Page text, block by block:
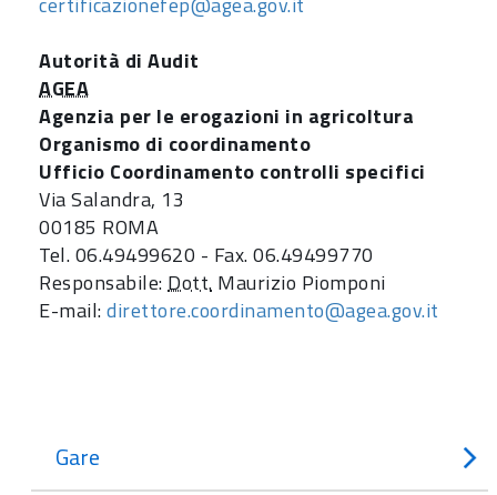
Autorità di Audit
AGEA
Agenzia per le erogazioni in agricoltura
Organismo di coordinamento
Ufficio Coordinamento controlli specifici
Via Salandra, 13
00185 ROMA
Tel. 06.49499620 - Fax. 06.49499770
Responsabile:Dott. Maurizio Piomponi
E-mail:direttore.coordinamento@agea.gov.it
Gare